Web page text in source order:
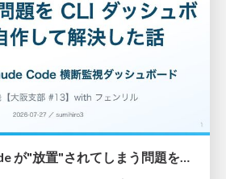
複数の Claude Code が"放置"されてしまう問題をCLI ダッシュボードを自作して解決した話